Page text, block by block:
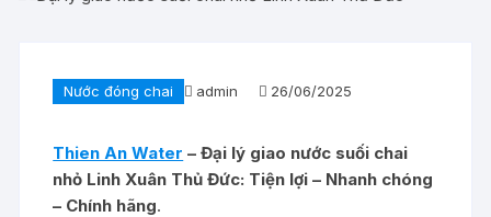
Nước đóng chai admin 26/06/2025
Thien An Water – Đại lý giao nước suối chai
nhỏ Linh Xuân Thủ Đức: Tiện lợi – Nhanh chóng
– Chính hãng.